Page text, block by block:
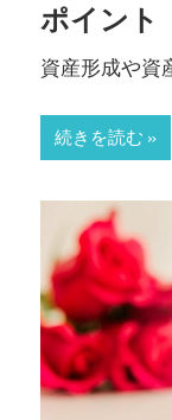
ポイント
資産形成や資
続きを読む